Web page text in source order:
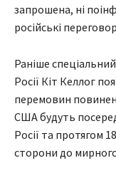
запрошена, ні
російські
Раніше
Росії Кіт Келлог
перемовин
США будуть
Росії та протягом
сторони до